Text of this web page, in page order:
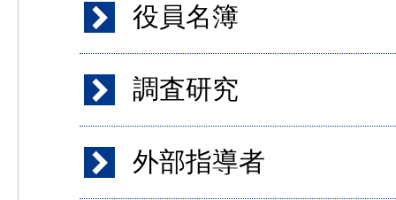
役員名簿
調査研究
外部指導者